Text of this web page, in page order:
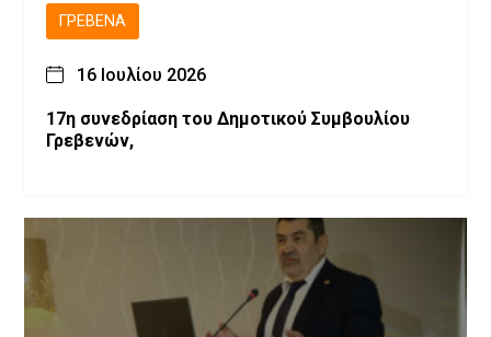
ΓΡΕΒΕΝΆ
16 Ιουλίου 2026
17η συνεδρίαση του Δημοτικού Συμβουλίου
Γρεβενών,